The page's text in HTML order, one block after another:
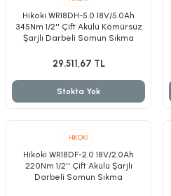
Hikoki WR18DH-5.0 18V/5.0Ah
345Nm 1/2'' Çift Akülü Kömürsüz
Şarjlı Darbeli Somun Sıkma
29.511,67 TL
Stokta Yok
HİKOKİ
Hikoki WR18DF-2.0 18V/2.0Ah
220Nm 1/2'' Çift Akülü Şarjlı
Darbeli Somun Sıkma